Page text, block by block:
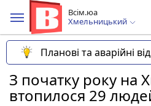
Всім.юа
Хмельницький
Планові та аварійні
З початку року на
втопилося 29